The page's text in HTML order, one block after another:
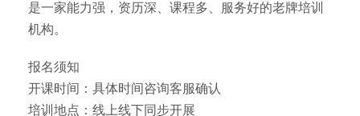
是一家能力强，资历深、课程多、服务好的老牌培训
机构。
报名须知
开课时间：具体时间咨询客服确认
培训地点：线上线下同步开展